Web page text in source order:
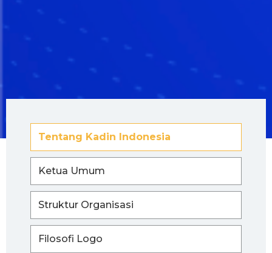
Tentang Kadin Indonesia
Ketua Umum
Struktur Organisasi
Filosofi Logo